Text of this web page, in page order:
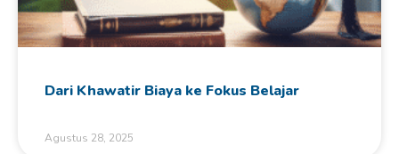
Dari Khawatir Biaya ke Fokus Belajar
Agustus 28, 2025